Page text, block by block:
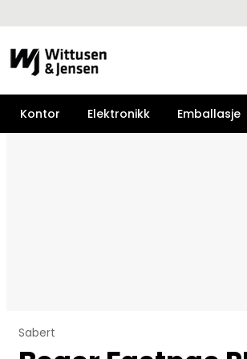
Kontor Elektronikk Emballasje
Sabert